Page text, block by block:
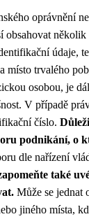
oprávnění
obsahovat
údaje,
místo trvalého
osobou, je
V případě
číslo.
podnikání, o
dle nařízení
také
Může se jednat
jiného místa,